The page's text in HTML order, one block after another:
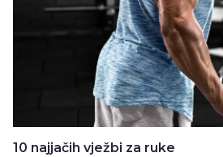
10 najjačih vježbi za ruke